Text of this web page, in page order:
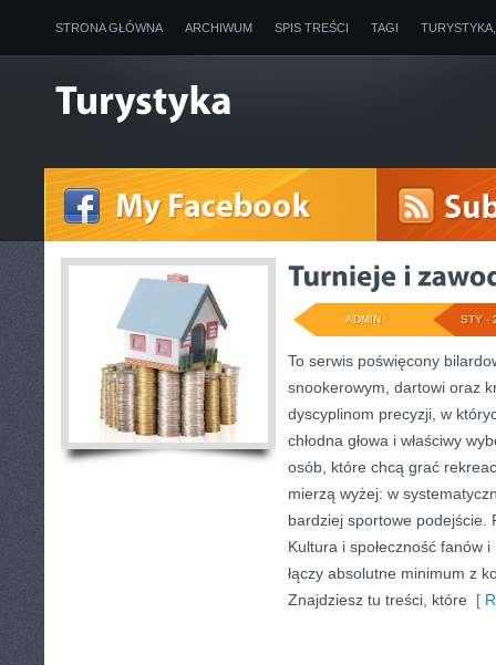
STRONA GŁÓWNA ARCHIWUM SPIS TREŚCI TAGI
STY -
ADMIN
To serwis poświęcony
snookerowym, dartowi oraz
dyscyplinom precyzji, w
chłodna głowa i właściwy
osób, które chcą grać
mierzą wyżej: w
bardziej sportowe podejście.
Kultura i społeczność fanów
łączy absolutne minimum z
Znajdziesz tu treści, które [